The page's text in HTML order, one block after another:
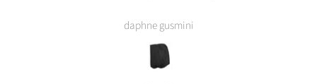
daphne gusmini